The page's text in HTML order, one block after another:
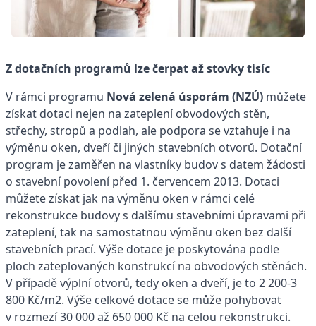
Z dotačních programů lze čerpat až stovky tisíc
V rámci programu Nová zelená úsporám (NZÚ) můžete
získat dotaci nejen na zateplení obvodových stěn,
střechy, stropů a podlah, ale podpora se vztahuje i na
výměnu oken, dveří či jiných stavebních otvorů. Dotační
program je zaměřen na vlastníky budov s datem žádosti
o stavební povolení před 1. červencem 2013. Dotaci
můžete získat jak na výměnu oken v rámci celé
rekonstrukce budovy s dalšímu stavebními úpravami při
zateplení, tak na samostatnou výměnu oken bez další
stavebních prací. Výše dotace je poskytována podle
ploch zateplovaných konstrukcí na obvodových stěnách.
V případě výplní otvorů, tedy oken a dveří, je to 2 200-3
800 Kč/m2. Výše celkové dotace se může pohybovat
v rozmezí 30 000 až 650 000 Kč na celou rekonstrukci.